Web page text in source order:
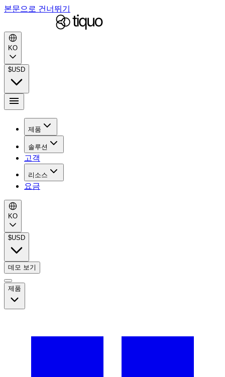
본문으로 건너뛰기
KO
$USD
제품
솔루션
고객
리소스
요금
KO
$USD
데모 보기
제품